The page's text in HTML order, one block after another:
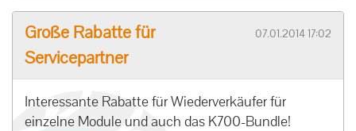
Große Rabatte für
Servicepartner
07.01.2014 17:02
Interessante Rabatte für Wiederverkäufer für
einzelne Module und auch das K700-Bundle!